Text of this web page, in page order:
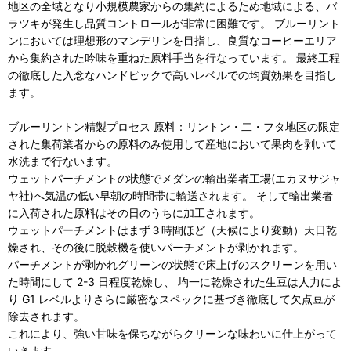
地区の全域となり小規模農家からの集約によるため地域による、バ
ラツキが発生し品質コントロールが非常に困難です。 ブルーリント
ンにおいては理想形のマンデリンを目指し、良質なコーヒーエリア
から集約された吟味を重ねた原料手当を行なっています。 最終工程
の徹底した入念なハンドピックで高いレベルでの均質効果を目指し
ます。
ブルーリントン精製プロセス 原料：リントン・二・フタ地区の限定
された集荷業者からの原料のみ使用して産地において果肉を剥いて
水洗まで行ないます。
ウェットパーチメントの状態でメダンの輸出業者工場(エカヌサジャ
ヤ社)へ気温の低い早朝の時間帯に輸送されます。 そして輸出業者
に入荷された原料はその日のうちに加工されます。
ウェットパーチメントはまず３時間ほど（天候により変動）天日乾
燥され、その後に脱穀機を使いパーチメントが剥かれます。
パーチメントが剥かれグリーンの状態で床上げのスクリーンを用い
た時間にして 2-3 日程度乾燥し、 均一に乾燥された生豆は人力によ
り G1 レベルよりさらに厳密なスペックに基づき徹底して欠点豆が
除去されます。
これにより、強い甘味を保ちながらクリーンな味わいに仕上がって